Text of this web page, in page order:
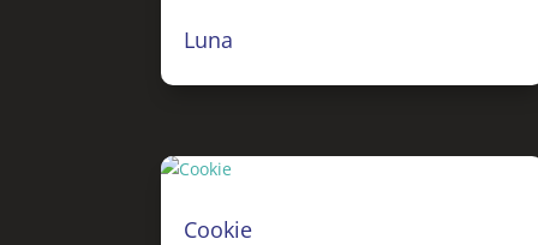
Luna
Cookie